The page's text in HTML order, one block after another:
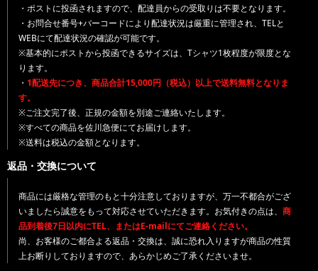
・ポストに投函されますので、配達員からの受取りは不要となります。
・お問合せ番号+バーコードにより配達状況は厳重に管理され、TELと
WEBにて配達状況の確認が可能です。
※基本的にポストから投函できるサイズは、Tシャツ1枚程度が限度とな
ります。
・ 1配送先につき、商品合計15,000円（税込）以上で送料無料となりま
す。
※ご注文完了後、正規の金額を別途ご連絡いたします。
※すべての商品を佐川急便にてお届けします。
※送料は税込の金額となります。
返品・交換について
商品には厳格な管理のもと十分注意しておりますが、万一不都合がござ
いましたら誠意をもって対応させていただきます。お気付きの点は、 商
品到着後7日以内にTEL、またはE-mailにてご連絡ください。
尚、お客様のご都合よる返品・交換は、誠に恐れ入りますが商品の性質
上お断りしておりますので、あらかじめご了承くださいませ。